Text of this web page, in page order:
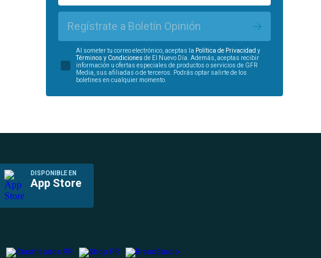
Regístrate a Boletín Opinión
Al someter tu correo electrónico, aceptas la Política de Privacidad y
Términos y Condiciones de El Nuevo Día. Además, aceptas recibir
información u ofertas especiales de productos o servicios de GFR
Media, sus afiliadas o de terceros. Podrás optar salirte de los
boletines en cualquier momento.
DISPONIBLE EN
App Store